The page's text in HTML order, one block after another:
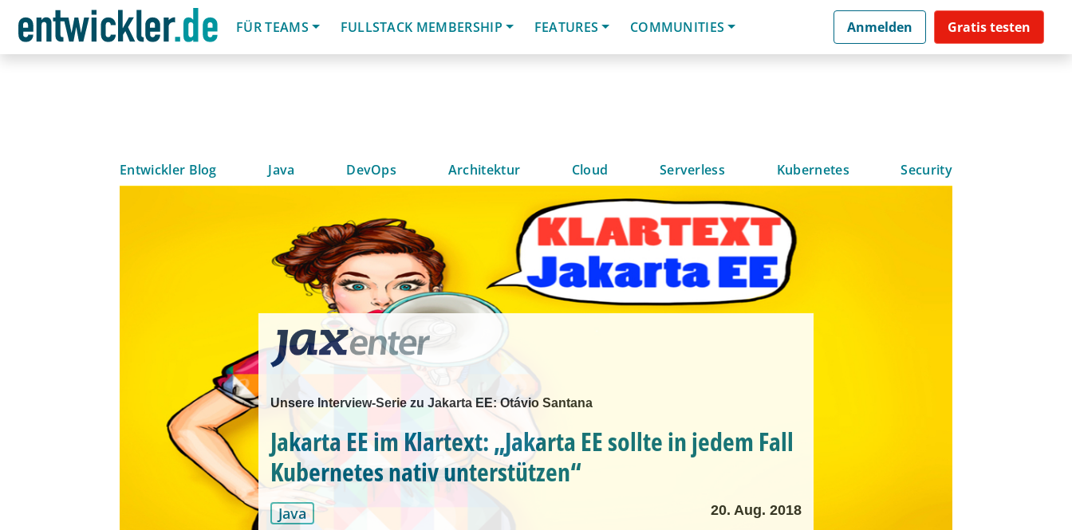
FÜR TEAMS
FULLSTACK MEMBERSHIP FEATURES COMMUNITIES Anmelden Gratis testen
Entwickler Blog Java DevOps Architektur Cloud Serverless Kubernetes Security
Unsere Interview-Serie zu Jakarta EE: Otávio Santana
Jakarta EE im Klartext: „Jakarta EE sollte in jedem Fall
Kubernetes nativ unterstützen“
Java 20. Aug. 2018